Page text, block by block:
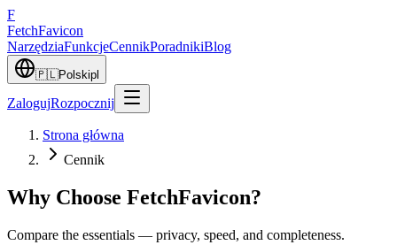
F
FetchFavicon
NarzędziaFunkcjeCennikPoradnikiBlog
🇵🇱Polskipl
ZalogujRozpocznij
Strona główna
Cennik
Why Choose FetchFavicon?
Compare the essentials — privacy, speed, and completeness.